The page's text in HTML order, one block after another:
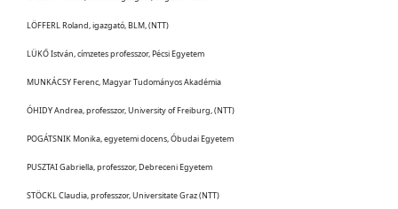
LÖFFERL Roland, igazgató, BLM, (NTT)
LÜKŐ István, címzetes professzor, Pécsi Egyetem
MUNKÁCSY Ferenc, Magyar Tudományos Akadémia
ÓHIDY Andrea, professzor, University of Freiburg, (NTT)
POGÁTSNIK Monika, egyetemi docens, Óbudai Egyetem
PUSZTAI Gabriella, professzor, Debreceni Egyetem
STÖCKL Claudia, professzor, Universitate Graz (NTT)